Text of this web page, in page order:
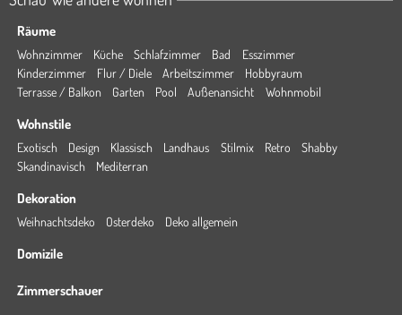
Räume
Wohnzimmer Küche Schlafzimmer Bad
Esszimmer
Kinderzimmer
Flur / Diele Arbeitszimmer
Hobbyraum
Terrasse / Balkon
Garten Pool Außenansicht Wohnmobil
Wohnstile
Exotisch Design Klassisch Landhaus Stilmix Retro
Shabby
Skandinavisch
Mediterran
Dekoration
Weihnachtsdeko Osterdeko Deko allgemein
Domizile
Zimmerschauer